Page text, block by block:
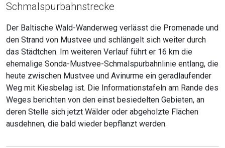
Schmalspurbahnstrecke
Der Baltische Wald-Wanderweg verlässt die Promenade und
den Strand von Mustvee und schlängelt sich weiter durch
das Städtchen. Im weiteren Verlauf führt er 16 km die
ehemalige Sonda-Mustvee-Schmalspurbahnlinie entlang, die
heute zwischen Mustvee und Avinurme ein geradlaufender
Weg mit Kiesbelag ist. Die Informationstafeln am Rande des
Weges berichten von den einst besiedelten Gebieten, an
deren Stelle sich jetzt Wälder oder abgeholzte Flächen
ausdehnen, die bald wieder bepflanzt werden.